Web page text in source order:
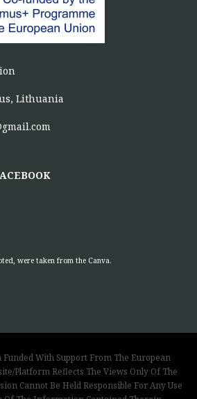
Lithuania
were taken from the Canva.
Funded With Support From The European
Platform Reflects The Views Only Of The
Cannot Be Held Responsible For Any Use